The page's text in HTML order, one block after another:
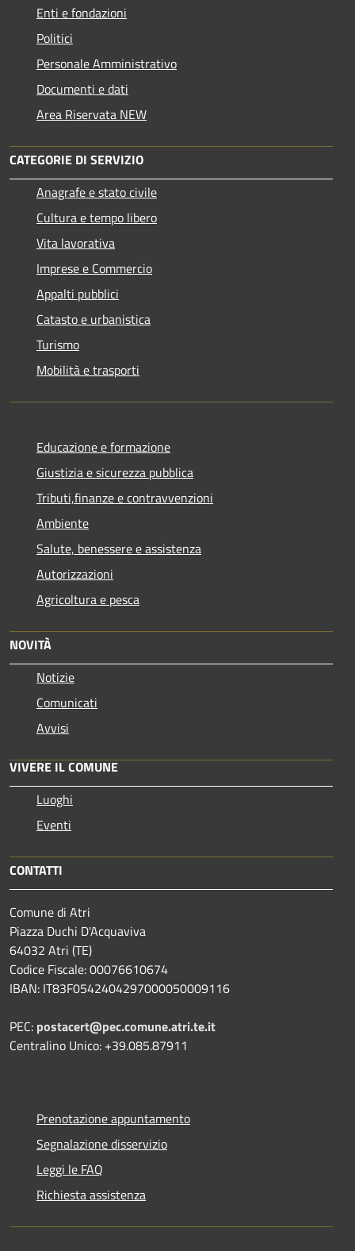
Enti e fondazioni
Politici
Personale Amministrativo
Documenti e dati
Area Riservata NEW
CATEGORIE DI SERVIZIO
Anagrafe e stato civile
Cultura e tempo libero
Vita lavorativa
Imprese e Commercio
Appalti pubblici
Catasto e urbanistica
Turismo
Mobilità e trasporti
Educazione e formazione
Giustizia e sicurezza pubblica
Tributi,finanze e contravvenzioni
Ambiente
Salute, benessere e assistenza
Autorizzazioni
Agricoltura e pesca
NOVITÀ
Notizie
Comunicati
Avvisi
VIVERE IL COMUNE
Luoghi
Eventi
CONTATTI
Comune di Atri
Piazza Duchi D'Acquaviva
64032 Atri (TE)
Codice Fiscale: 00076610674
IBAN: IT83F0542404297000050009116
PEC: postacert@pec.comune.atri.te.it
Centralino Unico: +39.085.87911
Prenotazione appuntamento
Segnalazione disservizio
Leggi le FAQ
Richiesta assistenza